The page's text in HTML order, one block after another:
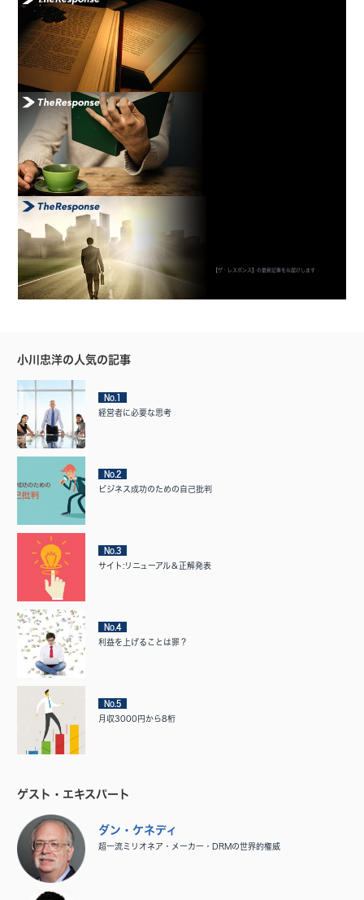
【ザ・レスポンス】の最新記事をお届けします
小川忠洋の人気の記事
No.1
経営者に必要な思考
No.2
ビジネス成功のための自己批判
No.3
サイト:リニューアル＆正解発表
No.4
利益を上げることは罪？
No.5
月収3000円から8桁
ゲスト・エキスパート
ダン・ケネディ
超一流ミリオネア・メーカー・DRMの世界的権威